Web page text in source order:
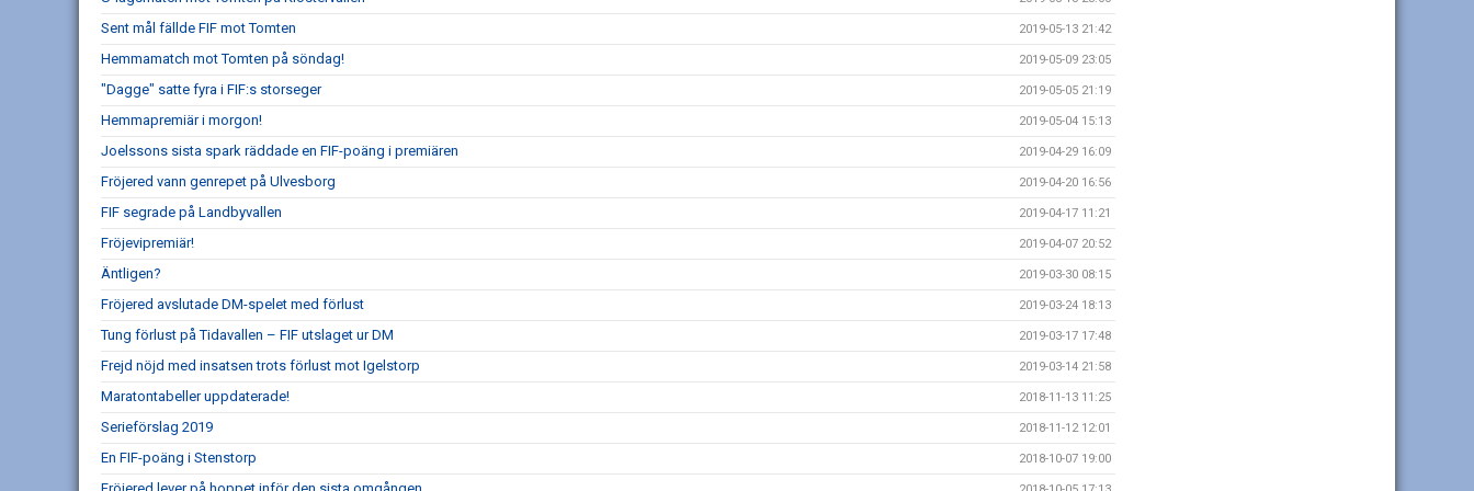
Sent mål fällde FIF mot Tomten 2019-05-13 21:42
Hemmamatch mot Tomten på söndag! 2019-05-09 23:05
"Dagge" satte fyra i FIF:s storseger 2019-05-05 21:19
Hemmapremiär i morgon! 2019-05-04 15:13
Joelssons sista spark räddade en FIF-poäng i premiären 2019-04-29 16:09
Fröjered vann genrepet på Ulvesborg 2019-04-20 16:56
FIF segrade på Landbyvallen 2019-04-17 11:21
Fröjevipremiär! 2019-04-07 20:52
Äntligen? 2019-03-30 08:15
Fröjered avslutade DM-spelet med förlust 2019-03-24 18:13
Tung förlust på Tidavallen – FIF utslaget ur DM 2019-03-17 17:48
Frejd nöjd med insatsen trots förlust mot Igelstorp 2019-03-14 21:58
Maratontabeller uppdaterade! 2018-11-13 11:25
Serieförslag 2019 2018-11-12 12:01
En FIF-poäng i Stenstorp 2018-10-07 19:00